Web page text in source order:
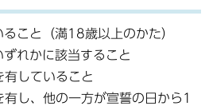
こと（満18歳以上のかた）
れかに該当すること
していること
し、他の一方が宣誓の日から1